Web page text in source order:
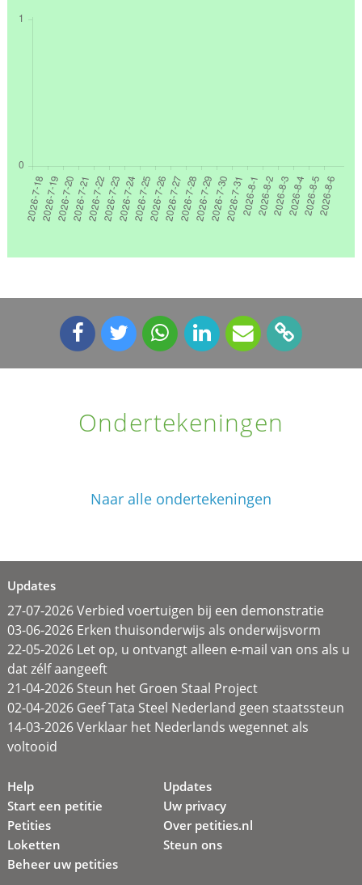
Ondertekeningen
Naar alle ondertekeningen
Updates
27-07-2026 Verbied voertuigen bij een demonstratie
03-06-2026 Erken thuisonderwijs als onderwijsvorm
22-05-2026 Let op, u ontvangt alleen e-mail van ons als u
dat zélf aangeeft
21-04-2026 Steun het Groen Staal Project
02-04-2026 Geef Tata Steel Nederland geen staatssteun
14-03-2026 Verklaar het Nederlands wegennet als
voltooid
Help
Start een petitie
Petities
Loketten
Beheer uw petities
Updates
Uw privacy
Over petities.nl
Steun ons